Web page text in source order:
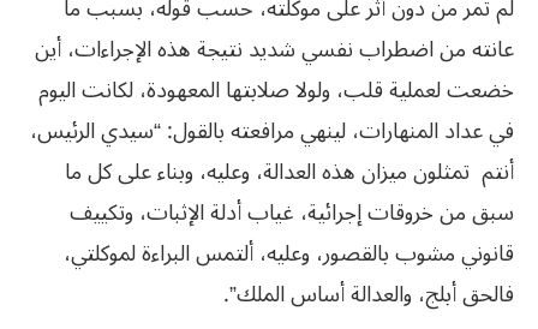
عانته من اضطراب نفسي شديد نتيجة هذه الإجراءات، أين
خضعت لعملية قلب، ولولا صلابتها المعهودة، لكانت اليوم
في عداد المنهارات، لينهي مرافعته بالقول: “سيدي الرئيس،
أنتم تمثلون ميزان هذه العدالة، وعليه، وبناء على كل ما
سبق من خروقات إجرائية، غياب أدلة الإثبات، وتكييف
قانوني مشوب بالقصور، وعليه، ألتمس البراءة لموكلتي،
فالحق أبلج، والعدالة أساس الملك”.